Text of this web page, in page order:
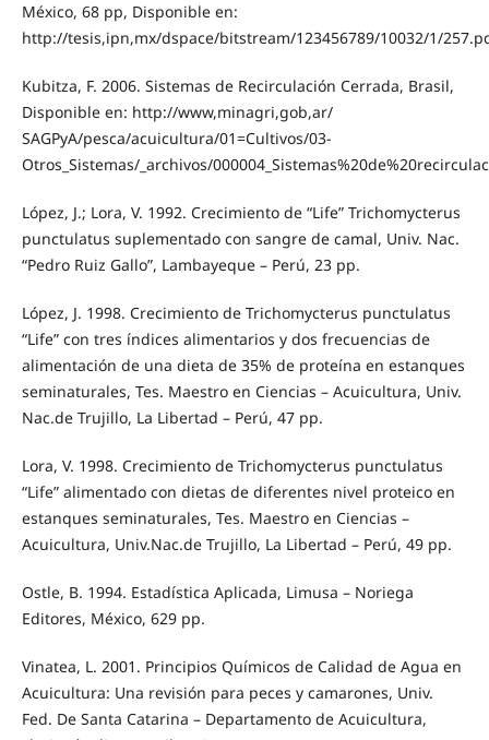
México, 68 pp, Disponible en:
http://tesis,ipn,mx/dspace/bitstream/123456789/10032/1/
Kubitza, F. 2006. Sistemas de Recirculación Cerrada, Brasil,
Disponible en: http://www,minagri,gob,ar/
SAGPyA/pesca/acuicultura/01=Cultivos/03-
Otros_Sistemas/_archivos/
López, J.; Lora, V. 1992. Crecimiento de “Life” Trichomycterus
punctulatus suplementado con sangre de camal, Univ. Nac.
“Pedro Ruiz Gallo”, Lambayeque – Perú, 23 pp.
López, J. 1998. Crecimiento de Trichomycterus punctulatus
“Life” con tres índices alimentarios y dos frecuencias de
alimentación de una dieta de 35% de proteína en estanques
seminaturales, Tes. Maestro en Ciencias – Acuicultura, Univ.
Nac.de Trujillo, La Libertad – Perú, 47 pp.
Lora, V. 1998. Crecimiento de Trichomycterus punctulatus
“Life” alimentado con dietas de diferentes nivel proteico en
estanques seminaturales, Tes. Maestro en Ciencias –
Acuicultura, Univ.Nac.de Trujillo, La Libertad – Perú, 49 pp.
Ostle, B. 1994. Estadística Aplicada, Limusa – Noriega
Editores, México, 629 pp.
Vinatea, L. 2001. Principios Químicos de Calidad de Agua en
Acuicultura: Una revisión para peces y camarones, Univ.
Fed. De Santa Catarina – Departamento de Acuicultura,